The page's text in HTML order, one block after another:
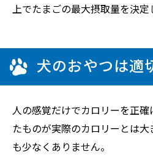
上でたまごの最大摂取量を決定
犬のおやつは適
人の感覚だけでカロリーを正
たものが実際のカロリーとは
も少なくありません。